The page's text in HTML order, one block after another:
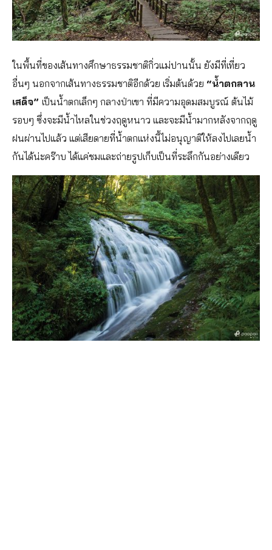
ในพื้นที่ของเส้นทางศึกษาธรรมชาติกิ่วแม่ปานนั้น ยังมีที่เที่ยว
อื่นๆ นอกจากเส้นทางธรรมชาติอีกด้วย เริ่มต้นด้วย “น้ำตกลาน
เสด็จ” เป็นน้ำตกเล็กๆ กลางป่าเขา ที่มีความอุดมสมบูรณ์ ต้นไม้
รอบๆ ซึ่งจะมีน้ำไหลในช่วงฤดูหนาว และจะมีน้ำมากหลังจากฤดู
ฝนผ่านไปแล้ว แต่เสียดายที่น้ำตกแห่งนี้ไม่อนุญาติให้ลงไปเลยน้ำ
กันได้น่ะคร๊าบ ได้แค่ชมและถ่ายรูปเก็บเป็นที่ระลึกกันอย่างเดียว